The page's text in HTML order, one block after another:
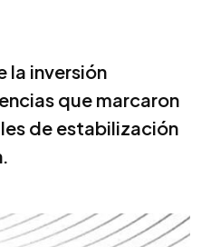
la inversión
que marcaron
de estabilización